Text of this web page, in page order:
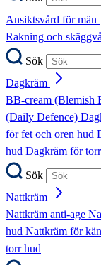
Ansiktsvård för män
Rakning och
Sök
Dagkräm
BB-cream (Blemish
(Daily Defence)
för fet och oren hud
hud Dagkräm för
Sök
Nattkräm
Nattkräm anti-age
hud Nattkräm för
torr hud